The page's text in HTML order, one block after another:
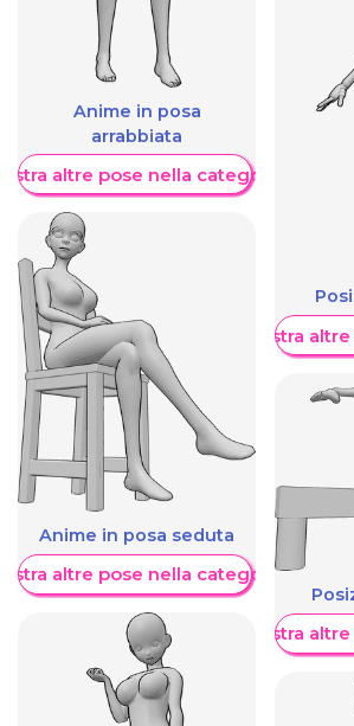
Anime in posa
arrabbiata
altre pose nella categoria
Anime in posa seduta
altre pose nella categoria
Mostra
Mostra